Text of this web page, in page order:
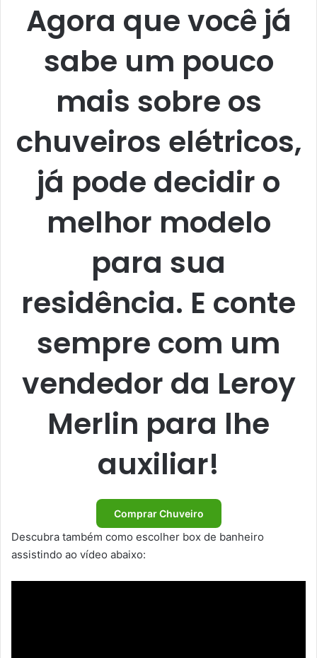
Agora que você já
sabe um pouco
mais sobre os
chuveiros elétricos,
já pode decidir o
melhor modelo
para sua
residência. E conte
sempre com um
vendedor da Leroy
Merlin para lhe
auxiliar!
Comprar Chuveiro
Descubra também como escolher box de banheiro
assistindo ao vídeo abaixo: